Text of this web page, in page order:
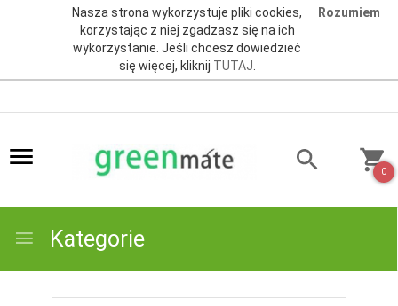
Nasza strona wykorzystuje pliki cookies,
korzystając z niej zgadzasz się na ich
wykorzystanie. Jeśli chcesz dowiedzieć
się więcej, kliknij TUTAJ.
Rozumiem
0
Kategorie